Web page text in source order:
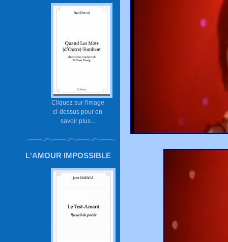
Cliquez sur l'image
ci-dessus pour en
savoir plus...
L'AMOUR IMPOSSIBLE